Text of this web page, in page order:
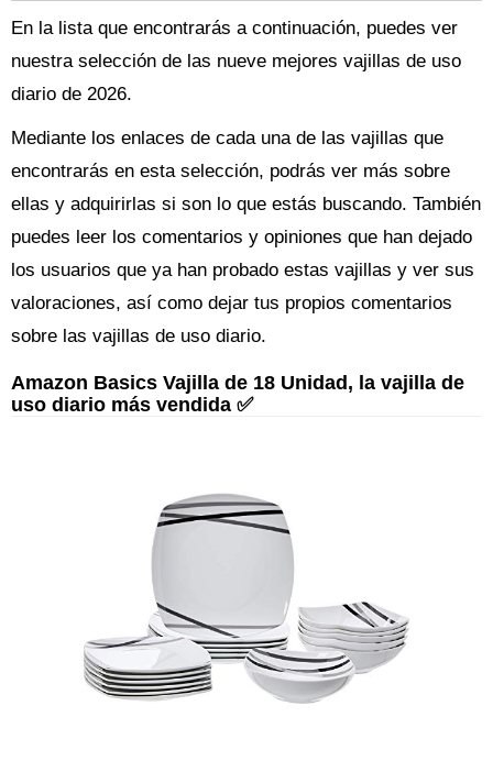
En la lista que encontrarás a continuación, puedes ver
nuestra selección de las nueve mejores vajillas de uso
diario de 2026.
Mediante los enlaces de cada una de las vajillas que
encontrarás en esta selección, podrás ver más sobre
ellas y adquirirlas si son lo que estás buscando. También
puedes leer los comentarios y opiniones que han dejado
los usuarios que ya han probado estas vajillas y ver sus
valoraciones, así como dejar tus propios comentarios
sobre las vajillas de uso diario.
Amazon Basics Vajilla de 18 Unidad, la vajilla de
uso diario más vendida ✅